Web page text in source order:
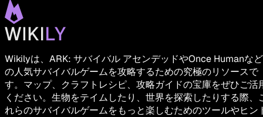
Wikilyは、ARK: サバイバル アセンデッドやOnce Humanなど
の人気サバイバルゲームを攻略するための究極のリソースで
す。マップ、クラフトレシピ、攻略ガイドの宝庫をぜひご活
ください。生物をテイムしたり、世界を探索したりする際、
れらのサバイバルゲームをもっと楽しむためのツールやヒン